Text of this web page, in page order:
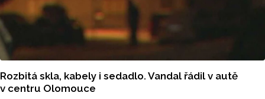
Rozbitá skla, kabely i sedadlo. Vandal řádil v autě
v centru Olomouce